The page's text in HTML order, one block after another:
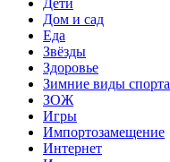
Дом и сад
Еда
Звёзды
Здоровье
Зимние виды спорта
ЗОЖ
Игры
Импортозамещение
Интернет